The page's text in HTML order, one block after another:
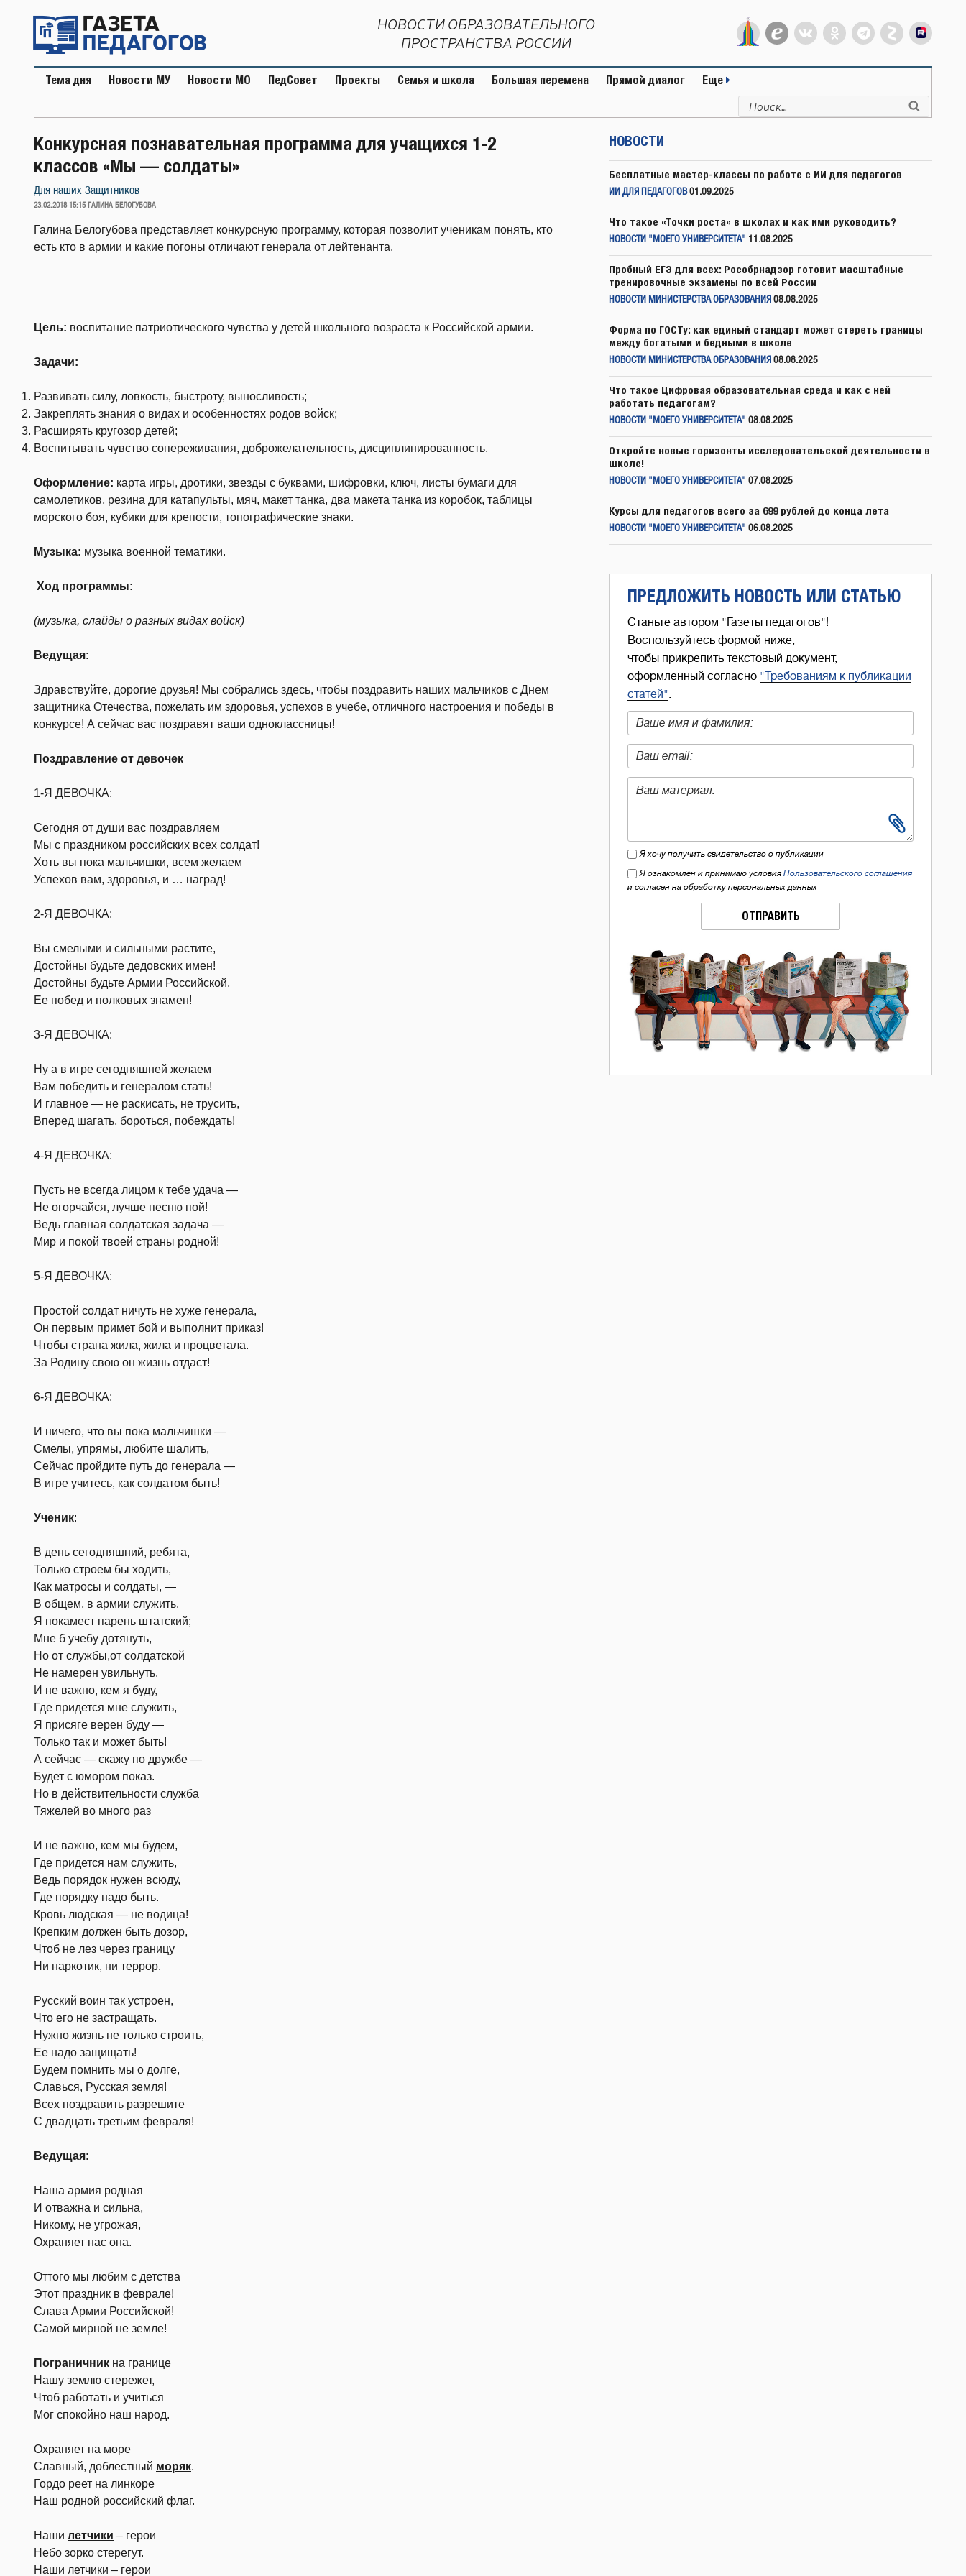
содержимому
НОВОСТИ ОБРАЗОВАТЕЛЬНОГО
ПРОСТРАНСТВА РОССИИ
Тема дня Новости МУ Новости МО ПедСовет Проекты Семья и школа Большая перемена Прямой диалог Еще
Искать:
Конкурсная познавательная программа для учащихся 1-2
классов «Мы — солдаты»
Для наших Защитников
ОПУБЛИКОВАНО
23.02.2018 15:15 ГАЛИНА БЕЛОГУБОВА
Галина Белогубова представляет конкурсную программу, которая позволит ученикам понять, кто
есть кто в армии и какие погоны отличают генерала от лейтенанта.
Цель: воспитание патриотического чувства у детей школьного возраста к Российской армии.
Задачи:
Развивать силу, ловкость, быстроту, выносливость;
Закреплять знания о видах и особенностях родов войск;
Расширять кругозор детей;
Воспитывать чувство сопереживания, доброжелательность, дисциплинированность.
Оформление: карта игры, дротики, звезды с буквами, шифровки, ключ, листы бумаги для
самолетиков, резина для катапульты, мяч, макет танка, два макета танка из коробок, таблицы
морского боя, кубики для крепости, топографические знаки.
Музыка: музыка военной тематики.
Ход программы:
(музыка, слайды о разных видах войск)
Ведущая:
Здравствуйте, дорогие друзья! Мы собрались здесь, чтобы поздравить наших мальчиков с Днем
защитника Отечества, пожелать им здоровья, успехов в учебе, отличного настроения и победы в
конкурсе! А сейчас вас поздравят ваши одноклассницы!
Поздравление от девочек
1-Я ДЕВОЧКА:
Сегодня от души вас поздравляем
Мы с праздником российских всех солдат!
Хоть вы пока мальчишки, всем желаем
Успехов вам, здоровья, и … наград!
2-Я ДЕВОЧКА:
Вы смелыми и сильными растите,
Достойны будьте дедовских имен!
Достойны будьте Армии Российской,
Ее побед и полковых знамен!
3-Я ДЕВОЧКА:
Ну а в игре сегодняшней желаем
Вам победить и генералом стать!
И главное — не раскисать, не трусить,
Вперед шагать, бороться, побеждать!
4-Я ДЕВОЧКА:
Пусть не всегда лицом к тебе удача —
Не огорчайся, лучше песню пой!
Ведь главная солдатская задача —
Мир и покой твоей страны родной!
5-Я ДЕВОЧКА:
Простой солдат ничуть не хуже генерала,
Он первым примет бой и выполнит приказ!
Чтобы страна жила, жила и процветала.
За Родину свою он жизнь отдаст!
6-Я ДЕВОЧКА:
И ничего, что вы пока мальчишки —
Смелы, упрямы, любите шалить,
Сейчас пройдите путь до генерала —
В игре учитесь, как солдатом быть!
Ученик:
В день сегодняшний, ребята,
Только строем бы ходить,
Как матросы и солдаты, —
В общем, в армии служить.
Я покамест парень штатский;
Мне б учебу дотянуть,
Но от службы,от солдатской
Не намерен увильнуть.
И не важно, кем я буду,
Где придется мне служить,
Я присяге верен буду —
Только так и может быть!
А сейчас — скажу по дружбе —
Будет с юмором показ.
Но в действительности служба
Тяжелей во много раз
И не важно, кем мы будем,
Где придется нам служить,
Ведь порядок нужен всюду,
Где порядку надо быть.
Кровь людская — не водица!
Крепким должен быть дозор,
Чтоб не лез через границу
Ни наркотик, ни террор.
Русский воин так устроен,
Что его не застращать.
Нужно жизнь не только строить,
Ее надо защищать!
Будем помнить мы о долге,
Славься, Русская земля!
Всех поздравить разрешите
С двадцать третьим февраля!
Ведущая:
Наша армия родная
И отважна и сильна,
Никому, не угрожая,
Охраняет нас она.
Оттого мы любим с детства
Этот праздник в феврале!
Слава Армии Российской!
Самой мирной не земле!
Пограничник на границе
Нашу землю стережет,
Чтоб работать и учиться
Мог спокойно наш народ.
Охраняет на море
Славный, доблестный моряк.
Гордо реет на линкоре
Наш родной российский флаг.
Наши летчики – герои
Небо зорко стерегут.
Наши летчики – герои
НОВОСТИ
Бесплатные мастер-классы по работе с ИИ для педагогов
ИИ ДЛЯ ПЕДАГОГОВ 01.09.2025
Что такое «Точки роста» в школах и как ими руководить?
НОВОСТИ "МОЕГО УНИВЕРСИТЕТА" 11.08.2025
Пробный ЕГЭ для всех: Рособрнадзор готовит масштабные
тренировочные экзамены по всей России
НОВОСТИ МИНИСТЕРСТВА ОБРАЗОВАНИЯ 08.08.2025
Форма по ГОСТу: как единый стандарт может стереть границы
между богатыми и бедными в школе
НОВОСТИ МИНИСТЕРСТВА ОБРАЗОВАНИЯ 08.08.2025
Что такое Цифровая образовательная среда и как с ней
работать педагогам?
НОВОСТИ "МОЕГО УНИВЕРСИТЕТА" 08.08.2025
Откройте новые горизонты исследовательской деятельности в
школе!
НОВОСТИ "МОЕГО УНИВЕРСИТЕТА" 07.08.2025
Курсы для педагогов всего за 699 рублей до конца лета
НОВОСТИ "МОЕГО УНИВЕРСИТЕТА" 06.08.2025
ПРЕДЛОЖИТЬ НОВОСТЬ ИЛИ СТАТЬЮ
Станьте автором "Газеты педагогов"!
Воспользуйтесь формой ниже,
чтобы прикрепить текстовый документ,
оформленный согласно "Требованиям к публикации
статей".
Я хочу получить свидетельство о публикации
Я ознакомлен и принимаю условия Пользовательского соглашения
и согласен на обработку персональных данных
ОТПРАВИТЬ